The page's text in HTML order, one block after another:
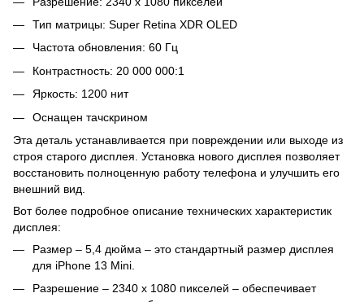
Тип матрицы: Super Retina XDR OLED
Частота обновления: 60 Гц
Контрастность: 20 000 000:1
Яркость: 1200 нит
Оснащен тачскрином
Эта деталь устанавливается при повреждении или выходе из
строя старого дисплея. Установка нового дисплея позволяет
восстановить полноценную работу телефона и улучшить его
внешний вид.
Вот более подробное описание технических характеристик
дисплея:
Размер – 5,4 дюйма – это стандартный размер дисплея
для iPhone 13 Mini.
Разрешение – 2340 x 1080 пикселей – обеспечивает